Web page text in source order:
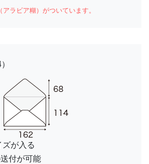
ラビア糊）がついています。
が入る
付が可能